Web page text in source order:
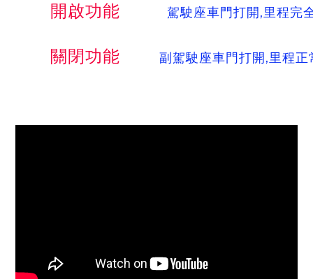
開啟功能 駕駛座車門打開,里程完全
關閉功能 副駕駛座車門打開,里程正